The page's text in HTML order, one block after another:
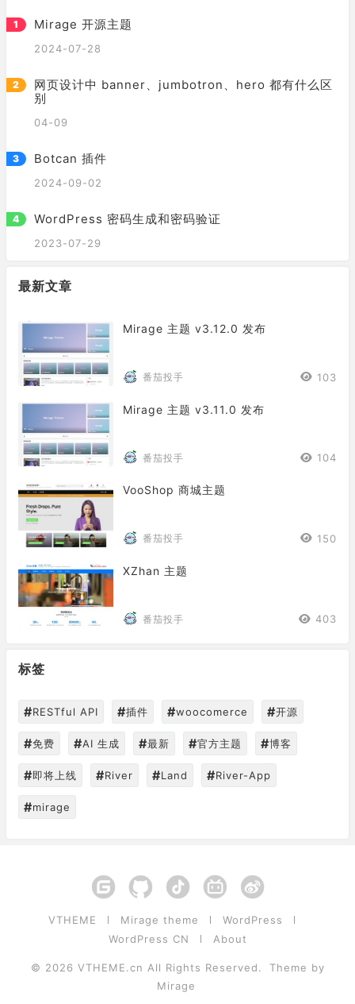
Mirage 开源主题
2024-07-28
网页设计中 banner、jumbotron、hero 都有什么区
别
04-09
Botcan 插件
2024-09-02
WordPress 密码生成和密码验证
2023-07-29
最新文章
Mirage 主题 v3.12.0 发布
番茄投手 103
Mirage 主题 v3.11.0 发布
番茄投手 104
VooShop 商城主题
番茄投手 150
XZhan 主题
番茄投手 403
标签
#RESTful API #插件 #woocomerce #开源
#免费 #AI 生成 #最新 #官方主题 #博客
#即将上线 #River #Land #River-App
#mirage
VTHEME Mirage theme
WordPress
WordPress CN
About
© 2026 VTHEME.cn All Rights Reserved.
Theme by
Mirage